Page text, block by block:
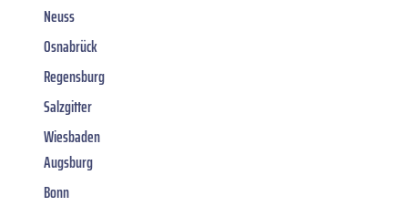
Neuss
Osnabrück
Regensburg
Salzgitter
Wiesbaden
Augsburg
Bonn